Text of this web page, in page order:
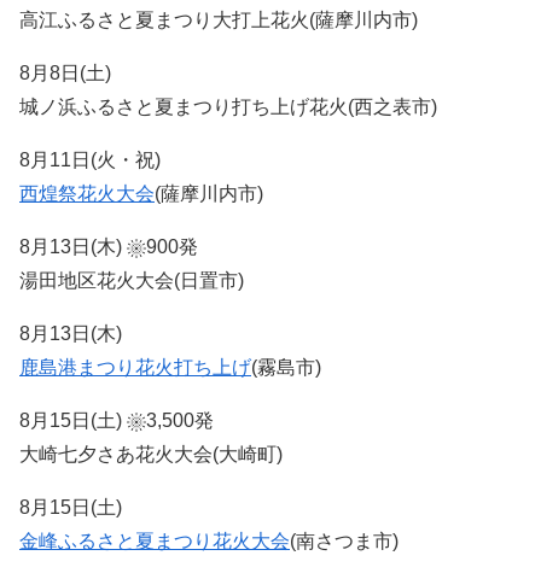
高江ふるさと夏まつり大打上花火(薩摩川内市)
8月8日(土)
城ノ浜ふるさと夏まつり打ち上げ花火(西之表市)
8月11日(火・祝)
西煌祭花火大会(薩摩川内市)
8月13日(木)
900発
湯田地区花火大会(日置市)
8月13日(木)
鹿島港まつり花火打ち上げ(霧島市)
8月15日(土)
3,500発
大崎七夕さあ花火大会(大崎町)
8月15日(土)
金峰ふるさと夏まつり花火大会(南さつま市)